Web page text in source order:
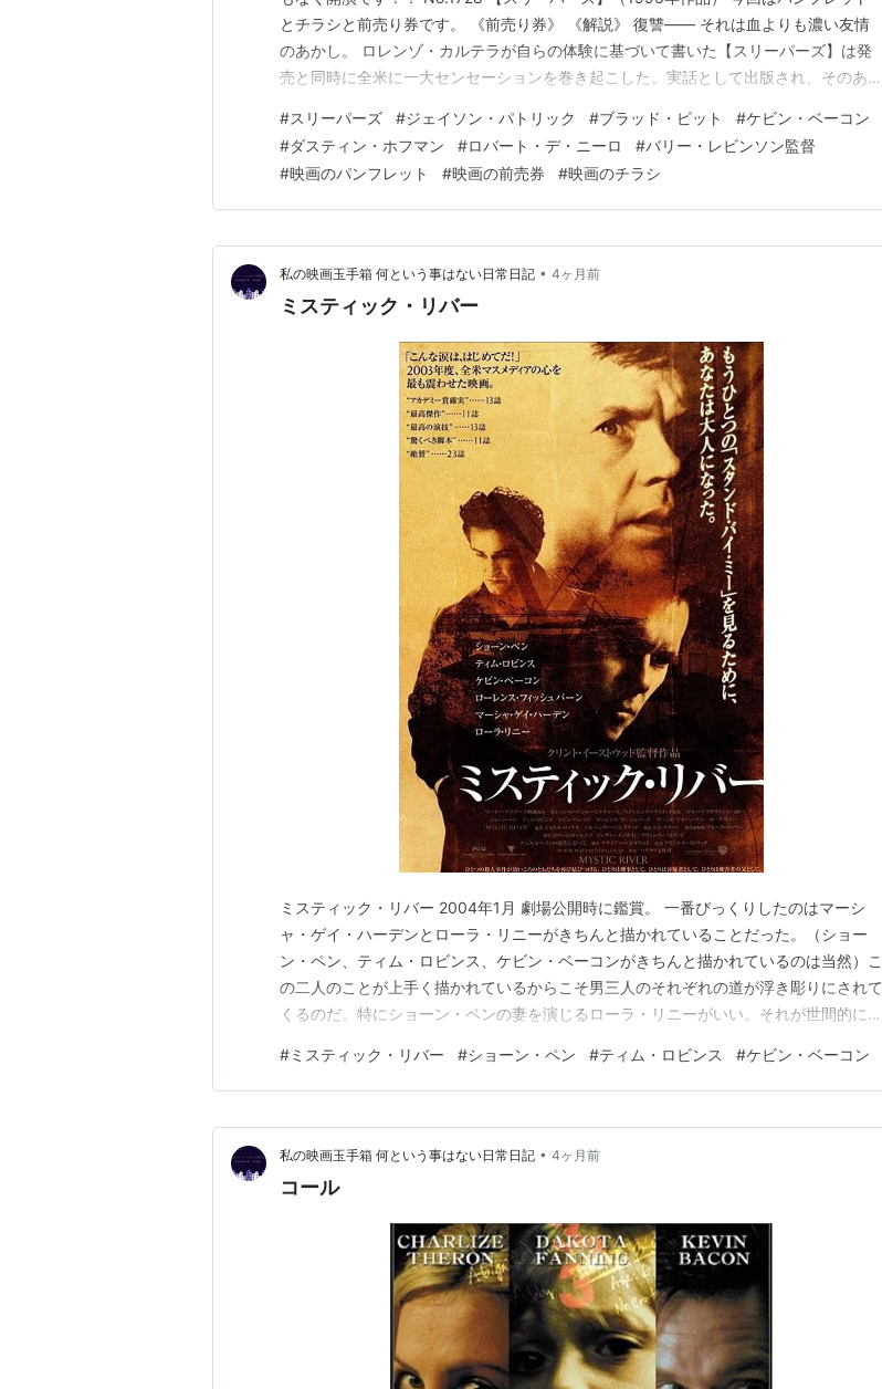
とチラシと前売り券です。 《前売り券》 《解説》 復讐―― それは血よりも濃い友情
のあかし。 ロレンゾ・カルテラが自らの体験に基づいて書いた【スリーパーズ】は発
売と同時に全米に一大センセーションを巻き起こした。実話として出版され、そのあま
た。 物語はニューヨークの《ヘルズ・キッチン（地獄の台所）》と呼ばれる町で貧し
くも強い友情で結ばれた４人の少年…
#スリーパーズ #ジェイソン・パトリック #ブラッド・ピット #ケビン・ベーコン
#ダスティン・ホフマン #ロバート・デ・ニーロ #バリー・レビンソン監督
#映画のパンフレット #映画の前売券 #映画のチラシ
私の映画玉手箱 何という事はない日常日記 • 4ヶ月前
ミスティック・リバー
ミスティック・リバー 2004年1月 劇場公開時に鑑賞。 一番びっくりしたのはマーシ
ャ・ゲイ・ハーデンとローラ・リニーがきちんと描かれていることだった。（ショー
ン・ペン、ティム・ロビンス、ケビン・ベーコンがきちんと描かれているのは当然）こ
の二人のことが上手く描かれているからこそ男三人のそれぞれの道が浮き彫りにされて
くるのだ。特にショーン・ペンの妻を演じるローラ・リニーがいい。それが世間的には
様。 自分の娘の殺害場所へと乗り込もうとするショーン・ペンを上から取るカメラ、
そしてそのカメラが同じように娘の殺害現場をも上から…
#ミスティック・リバー #ショーン・ペン #ティム・ロビンス #ケビン・ベーコン
私の映画玉手箱 何という事はない日常日記 • 4ヶ月前
コール